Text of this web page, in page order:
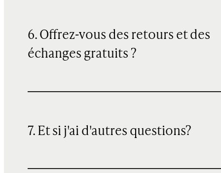
6. Offrez-vous des retours et des
échanges gratuits ?
7. Et si j'ai d'autres questions?